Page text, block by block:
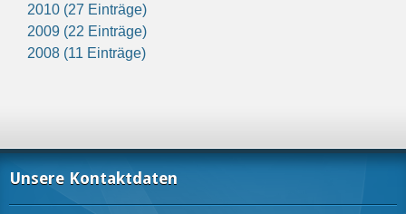
2010 (27 Einträge)
2009 (22 Einträge)
2008 (11 Einträge)
Unsere Kontaktdaten